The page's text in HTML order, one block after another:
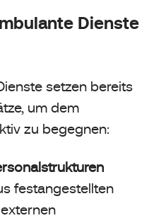
Dienste
setzen bereits
um dem
zu begegnen:
festangestellten